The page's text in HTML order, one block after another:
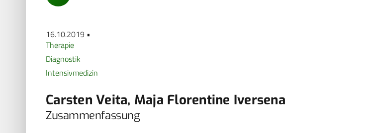
16.10.2019 •
Therapie
Diagnostik
Intensivmedizin
Carsten Veita, Maja Florentine Iversena
Zusammenfassung